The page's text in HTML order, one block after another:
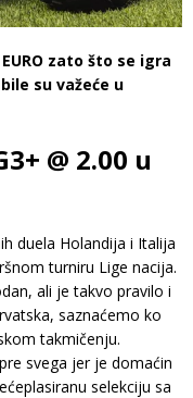
zato što se igra
su važeće u
@ 2.00 u
duela Holandija i Italija
turniru Lige nacija.
ali je takvo pravilo i
saznaćemo ko
takmičenju.
svega jer je domaćin
selekciju sa